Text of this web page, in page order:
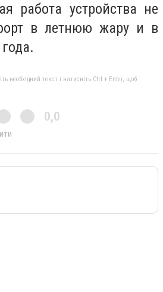
работа устройства не
в летнюю жару и в
необхідний текст і натисніть Ctrl + Enter, щоб
0,0